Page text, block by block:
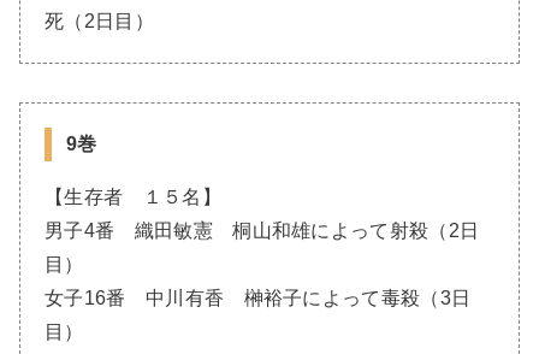
死（2日目）
9巻
【生存者 １５名】
男子4番 織田敏憲 桐山和雄によって射殺（2日
目）
女子16番 中川有香 榊裕子によって毒殺（3日
目）